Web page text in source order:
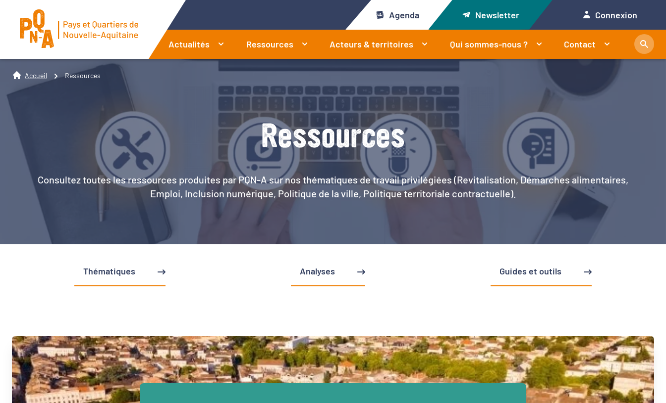
Agenda Newsletter Connexion
Actualités Ressources Acteurs & territoires Qui sommes-nous ? Contact
Accueil Ressources
Ressources
Consultez toutes les ressources produites par PQN-A sur nos thématiques de travail privilégiées (Revitalisation, Démarches alimentaires,
Emploi, Inclusion numérique, Politique de la ville, Politique territoriale contractuelle).
Thématiques Analyses Guides et outils